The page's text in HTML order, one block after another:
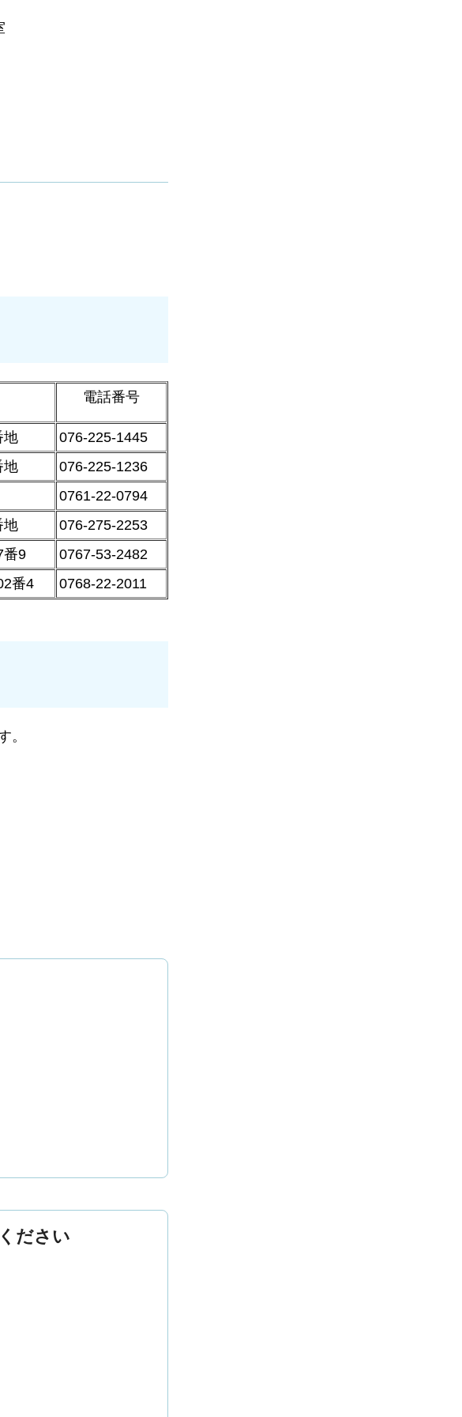
電話番号
地
076-225-1445
地
076-225-1236
0761-22-0794
地
076-275-2253
番9
0767-53-2482
番4 0768-22-2011
。
ださい